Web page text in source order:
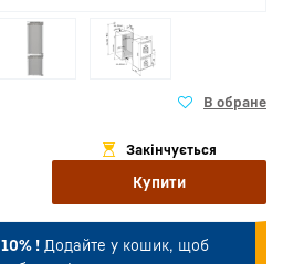
Закінчується
Купити
10% !Додайте у кошик, щоб